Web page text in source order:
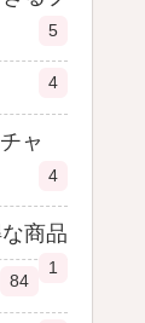
5
4
ャ
4
商品
1
84